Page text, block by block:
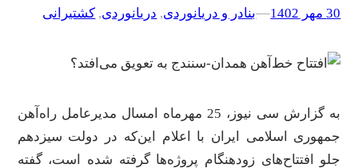
30 مهر 1402 –
–بنادر و دریانوردی, دریانوردی, کشتیرانی
به گزارش سی نیوز، 25 مهرماه امسال مدیرعامل راه‌آهن
جمهوری اسلامی ایران با اعلام این‌که در دولت سیزدهم
جلو افتتاح‌های زودهنگام پروژه‌ها گرفته شده است، گفته